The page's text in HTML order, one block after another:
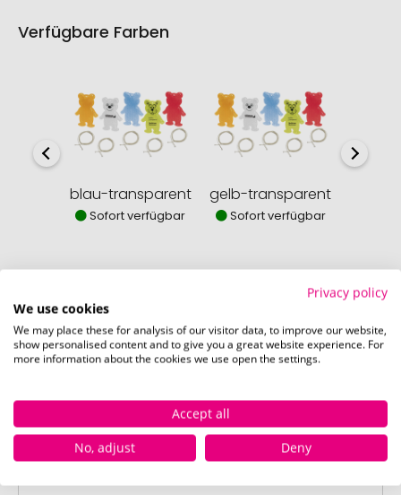
Verfügbare Farben
blau-transparent
Sofort verfügbar
gelb-transparent
Sofort verfügbar
So einfach bestellen Sie Ihre Werbeartikel bei
Pinkcube
Privacy policy
We use cookies
We may place these for analysis of our visitor data, to improve our website,
show personalised content and to give you a great website experience. For
more information about the cookies we use open the settings.
Accept all
No, adjust
Deny